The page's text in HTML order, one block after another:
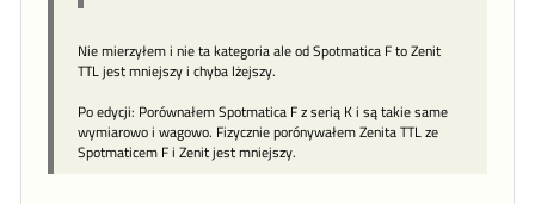
Nie mierzyłem i nie ta kategoria ale od Spotmatica F to Zenit
TTL jest mniejszy i chyba lżejszy.
Po edycji: Porównałem Spotmatica F z serią K i są takie same
wymiarowo i wagowo. Fizycznie porónywałem Zenita TTL ze
Spotmaticem F i Zenit jest mniejszy.